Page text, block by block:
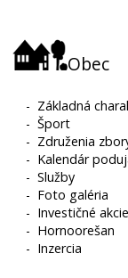
Obec
- Základná
-Šport
- Združenia
- Kalendár
-Služby
- Foto galéria
- Investičné akcie
- Hornoorešan
- Inzercia